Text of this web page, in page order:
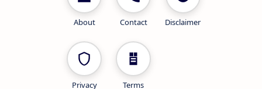
About Contact Disclaimer
Privacy Terms